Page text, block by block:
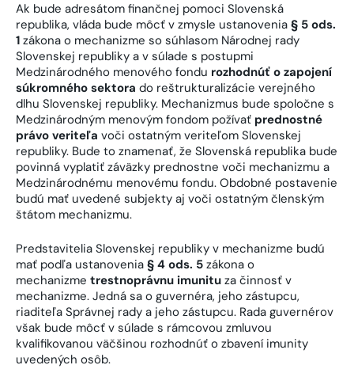
Ak bude adresátom finančnej pomoci Slovenská
republika, vláda bude môcť v zmysle ustanovenia § 5 ods.
1 zákona o mechanizme so súhlasom Národnej rady
Slovenskej republiky a v súlade s postupmi
Medzinárodného menového fondu rozhodnúť o zapojení
súkromného sektora do reštrukturalizácie verejného
dlhu Slovenskej republiky. Mechanizmus bude spoločne s
Medzinárodným menovým fondom požívať prednostné
právo veriteľa voči ostatným veriteľom Slovenskej
republiky. Bude to znamenať, že Slovenská republika bude
povinná vyplatiť záväzky prednostne voči mechanizmu a
Medzinárodnému menovému fondu. Obdobné postavenie
budú mať uvedené subjekty aj voči ostatným členským
štátom mechanizmu.
Predstavitelia Slovenskej republiky v mechanizme budú
mať podľa ustanovenia § 4 ods. 5 zákona o
mechanizme trestnoprávnu imunitu za činnosť v
mechanizme. Jedná sa o guvernéra, jeho zástupcu,
riaditeľa Správnej rady a jeho zástupcu. Rada guvernérov
však bude môcť v súlade s rámcovou zmluvou
kvalifikovanou väčšinou rozhodnúť o zbavení imunity
uvedených osôb.